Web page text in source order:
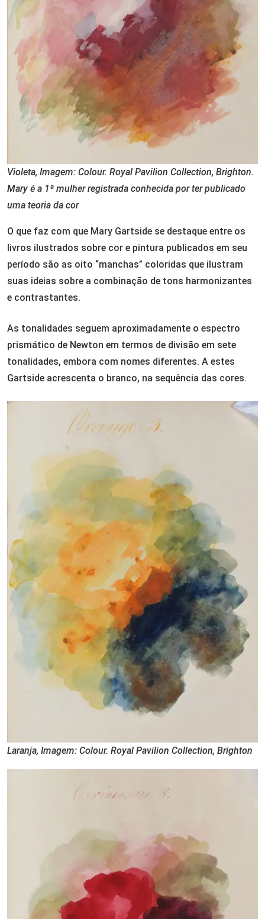
Violeta, Imagem: Colour. Royal Pavilion Collection, Brighton.
Mary é a 1ª mulher registrada conhecida por ter publicado
uma teoria da cor
O que faz com que Mary Gartside se destaque entre os
livros ilustrados sobre cor e pintura publicados em seu
período são as oito “manchas” coloridas que ilustram
suas ideias sobre a combinação de tons harmonizantes
e contrastantes.
As tonalidades seguem aproximadamente o espectro
prismático de Newton em termos de divisão em sete
tonalidades, embora com nomes diferentes. A estes
Gartside acrescenta o branco, na sequência das cores.
Laranja, Imagem: Colour. Royal Pavilion Collection, Brighton